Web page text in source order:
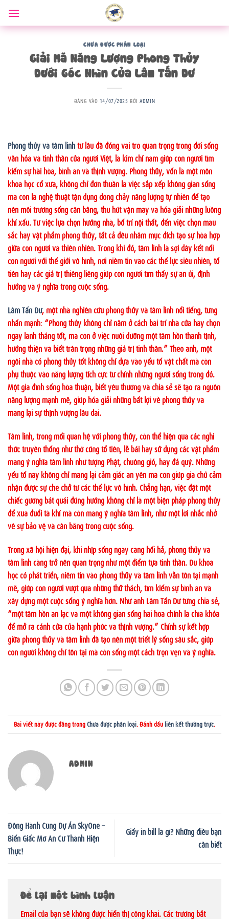
qua
nội
CHƯA ĐƯỢC PHÂN LOẠI
Giải Mã Năng Lượng Phong Thủy
Dưới Góc Nhìn Của Lâm Tấn Dư
ĐĂNG VÀO 14/07/2025 BỞIADMIN
Phong thủy và tâm linhtừ lâu đã đóng vai trò quan trọng trong đời sống
văn hóa và tinh thần của người Việt, là kim chỉ nam giúp con người tìm
kiếm sự hài hòa, bình an và thịnh vượng. Phong thủy, vốn là một môn
khoa học cổ xưa, không chỉ đơn thuần là việc sắp xếp không gian sống
mà còn là nghệ thuật tận dụng dòng chảy năng lượng tự nhiên để tạo
nên môi trường sống cân bằng, thu hút vận may và hóa giải những luồng
khí xấu. Từ việc lựa chọn hướng nhà, bố trí nội thất, đến việc chọn màu
sắc hay vật phẩm phong thủy, tất cả đều nhằm mục đích tạo sự hòa hợp
giữa con người và thiên nhiên. Trong khi đó, tâm linh là sợi dây kết nối
con người với thế giới vô hình, nơi niềm tin vào các thế lực siêu nhiên, tổ
tiên hay các giá trị thiêng liêng giúp con người tìm thấy sự an ủi, định
hướng và ý nghĩa trong cuộc sống.
Lâm Tấn Dư, một nhà nghiên cứu phong thủy và tâm linh nổi tiếng, từng
nhấn mạnh: “Phong thủy không chỉ nằm ở cách bài trí nhà cửa hay chọn
ngày lành tháng tốt, mà còn ở việc nuôi dưỡng một tâm hồn thanh tịnh,
hướng thiện và biết trân trọng những giá trị tinh thần.” Theo anh, một
ngôi nhà có phong thủy tốt không chỉ dựa vào yếu tố vật chất mà còn
phụ thuộc vào năng lượng tích cực từ chính những người sống trong đó.
Một gia đình sống hòa thuận, biết yêu thương và chia sẻ sẽ tạo ra nguồn
năng lượng mạnh mẽ, giúp hóa giải những bất lợi về phong thủy và
mang lại sự thịnh vượng lâu dài.
Tâm linh, trong mối quan hệ với phong thủy, còn thể hiện qua các nghi
thức truyền thống như thờ cúng tổ tiên, lễ bái hay sử dụng các vật phẩm
mang ý nghĩa tâm linh như tượng Phật, chuông gió, hay đá quý. Những
yếu tố này không chỉ mang lại cảm giác an yên mà còn giúp gia chủ cảm
nhận được sự che chở từ các thế lực vô hình. Chẳng hạn, việc đặt một
chiếc gương bát quái đúng hướng không chỉ là một biện pháp phong thủy
để xua đuổi tà khí mà còn mang ý nghĩa tâm linh, như một lời nhắc nhở
về sự bảo vệ và cân bằng trong cuộc sống.
Trong xã hội hiện đại, khi nhịp sống ngày càng hối hả, phong thủy và
tâm linh càng trở nên quan trọng như một điểm tựa tinh thần. Dù khoa
học có phát triển, niềm tin vào phong thủy và tâm linh vẫn tồn tại mạnh
mẽ, giúp con người vượt qua những thử thách, tìm kiếm sự bình an và
xây dựng một cuộc sống ý nghĩa hơn. Như anh Lâm Tấn Dư từng chia sẻ,
“một tâm hồn an lạc và một không gian sống hài hòa chính là chìa khóa
để mở ra cánh cửa của hạnh phúc và thịnh vượng.” Chính sự kết hợp
giữa phong thủy và tâm linh đã tạo nên một triết lý sống sâu sắc, giúp
con người không chỉ tồn tại mà còn sống một cách trọn vẹn và ý nghĩa.
Bài viết này được đăng trongChưa được phân loại. Đánh dấuliên kết thường trực.
ADMIN
Đồng Hành Cùng Dự Án SkyOne –
Biến Giấc Mơ An Cư Thành Hiện
Thực!
Giấy in bill là gì? Những điều bạn
cần biết
Để lại một bình luận
Email của bạn sẽ không được hiển thị công khai.Các trường bắt